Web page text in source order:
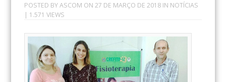
POSTED BYASCOM ON 27 DE MARÇO DE 2018IN NOTÍCIAS
| 1.571 VIEWS